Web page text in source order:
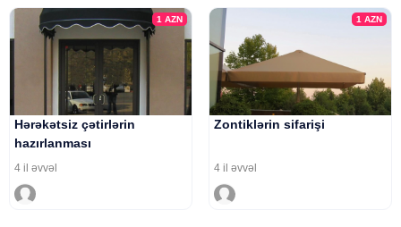
1AZN
Hərəkətsiz çətirlərin
hazırlanması
4 il əvvəl
1 AZN
Zontiklərin sifarişi
4 il əvvəl